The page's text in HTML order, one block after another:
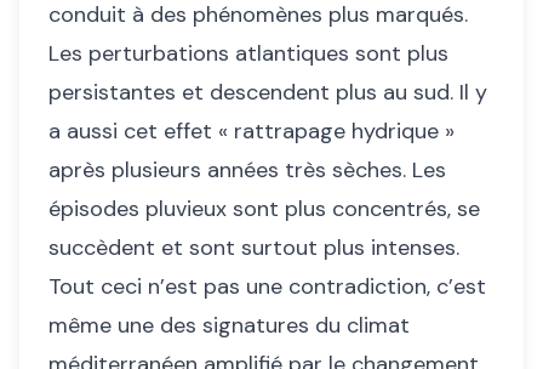
conduit à des phénomènes plus marqués.
Les perturbations atlantiques sont plus
persistantes et descendent plus au sud. Il y
a aussi cet effet « rattrapage hydrique »
après plusieurs années très sèches. Les
épisodes pluvieux sont plus concentrés, se
succèdent et sont surtout plus intenses.
Tout ceci n’est pas une contradiction, c’est
même une des signatures du climat